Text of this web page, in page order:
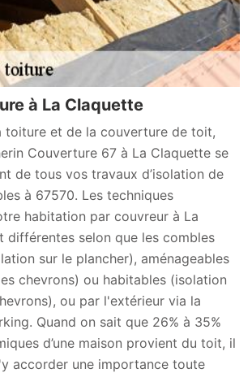
à La Claquette
toiture et de la couverture de toit,
Couverture 67 à La Claquette se
de tous vos travaux d’isolation de
à 67570. Les techniques
habitation par couvreur à La
différentes selon que les combles
sur le plancher), aménageables
chevrons) ou habitables (isolation
ou par l'extérieur via la
Quand on sait que 26% à 35%
d’une maison provient du toit, il
accorder une importance toute